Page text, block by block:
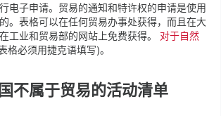
电子申请。贸易的通知和特许权的申请是使用
。表格可以在任何贸易办事处获得，而且在大
工业和贸易部的网站上免费获得。 对于自然
格必须用捷克语填写)。
不属于贸易的活动清单